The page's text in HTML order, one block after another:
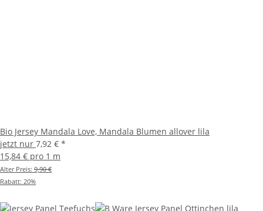
Bio Jersey Mandala Love, Mandala Blumen allover lila
jetzt nur 7,92 € *
15,84 € pro 1 m
Alter Preis: 9,90 €
Rabatt: 20%